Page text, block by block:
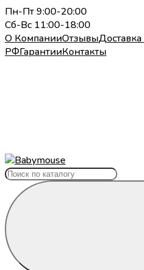
Пн-Пт 9:00-20:00
Сб-Вс 11:00-18:00
О КомпанииОтзывы
РФГарантииКонтакты